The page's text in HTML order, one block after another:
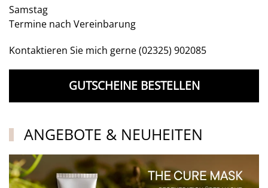
Samstag
Termine nach Vereinbarung
Kontaktieren Sie mich gerne(02325) 902085
GUTSCHEINE BESTELLEN
ANGEBOTE & NEUHEITEN